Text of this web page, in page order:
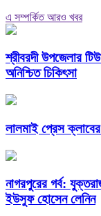
এ সম্পর্কিত আরও খবর
শ্রীবরদী উপজেলার
অনিশ্চিত চিকিৎসা
লালমাই প্রেস
নাগরপুরের গর্ব:
ইউসুফ হোসেন লেনিন